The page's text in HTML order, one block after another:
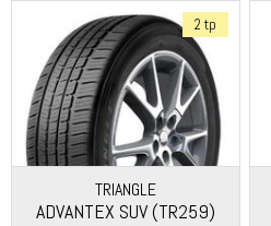
2 tp
TRIANGLE
ADVANTEX SUV (TR259)